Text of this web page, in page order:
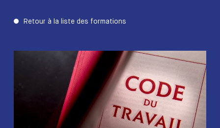
Retour à la liste des formations